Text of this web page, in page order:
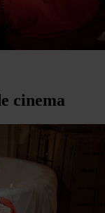
cinema